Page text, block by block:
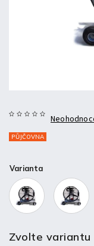
PŮJČOVNA
Varianta
Zvolte variantu